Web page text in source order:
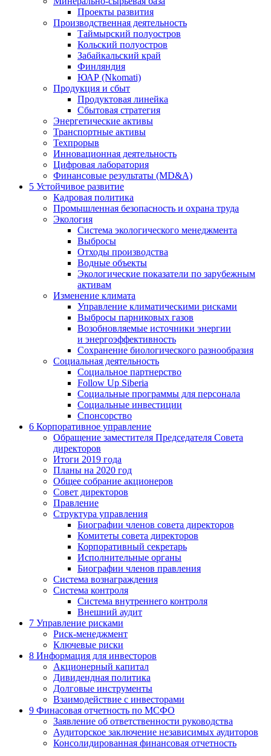
Проекты развития
Производственная деятельность
Таймырский полуостров
Кольский полуостров
Забайкальский край
Финляндия
ЮАР (Nkomati)
Продукция и сбыт
Продуктовая линейка
Сбытовая стратегия
Энергетические активы
Транспортные активы
Техпрорыв
Инновационная деятельность
Цифровая лаборатория
Финансовые результаты (MD&A)
5 Устойчивое развитие
Кадровая политика
Промышленная безопасность и охрана труда
Экология
Система экологического менеджмента
Выбросы
Отходы производства
Водные объекты
Экологические показатели по зарубежным
активам
Изменение климата
Управление климатическими рисками
Выбросы парниковых газов
Возобновляемые источники энергии
и энергоэффективность
Сохранение биологического разнообразия
Социальная деятельность
Социальное партнерство
Follow Up Siberia
Социальные программы для персонала
Социальные инвестиции
Спонсорство
6 Корпоративное управление
Обращение заместителя Председателя Совета
директоров
Итоги 2019 года
Планы на 2020 год
Общее собрание акционеров
Совет директоров
Правление
Структура управления
Биографии членов совета директоров
Комитеты совета директоров
Корпоративный секретарь
Исполнительные органы
Биографии членов правления
Система вознаграждения
Система контроля
Система внутреннего контроля
Внешний аудит
7 Управление рисками
Риск-менеджмент
Ключевые риски
8 Информация для инвесторов
Акционерный капитал
Дивидендная политика
Долговые инструменты
Взаимодействие с инвеcторами
9 Финасовая отчетность по МСФО
Заявление об ответственности руководства
Аудиторское заключение независимых аудиторов
Консолидированная финансовая отчетность